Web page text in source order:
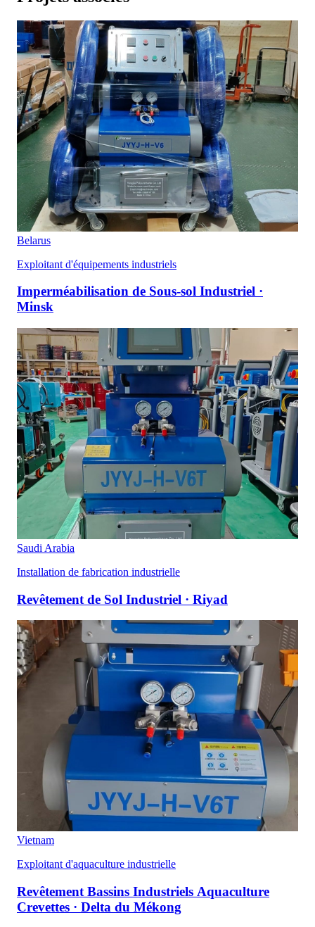
Belarus
Exploitant d'équipements industriels
Imperméabilisation de Sous-sol Industriel ·
Minsk
Saudi Arabia
Installation de fabrication industrielle
Revêtement de Sol Industriel · Riyad
Vietnam
Exploitant d'aquaculture industrielle
Revêtement Bassins Industriels Aquaculture
Crevettes · Delta du Mékong